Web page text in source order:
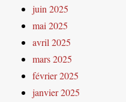
juin 2025
mai 2025
avril 2025
mars 2025
février 2025
janvier 2025